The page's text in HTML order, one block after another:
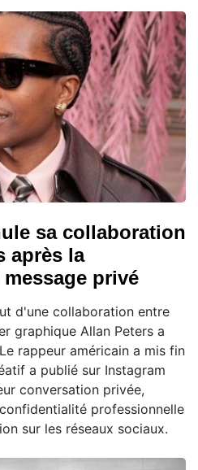
sa collaboration
après la
privé
d'une collaboration entre
graphique Allan Peters a
rappeur américain a mis fin
a publié sur Instagram
conversation privée,
professionnelle
sur les réseaux sociaux.